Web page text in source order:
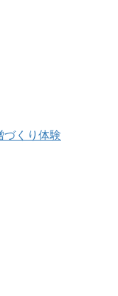
づくり体験